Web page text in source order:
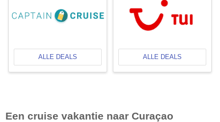
ALLE DEALS ALLE DEALS
Een cruise vakantie naar Curaçao